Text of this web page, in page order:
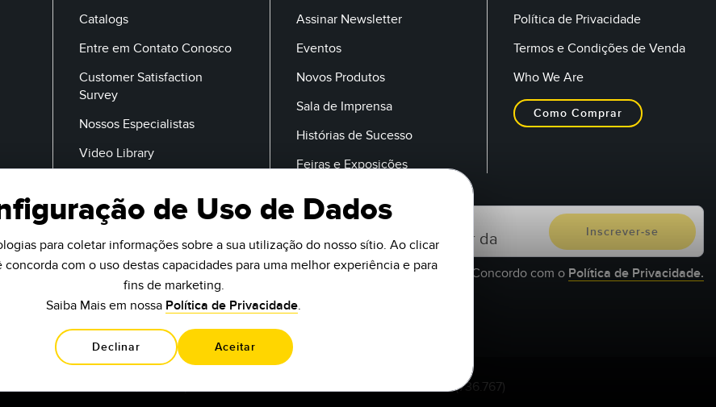
Catalogs
Entre em Contato Conosco
Customer Satisfaction
Survey
Nossos Especialistas
Video Library
Assinar Newsletter
Eventos
Novos Produtos
Sala de Imprensa
Histórias de Sucesso
Feiras e Exposições
Política de Privacidade
Termos e Condições de Venda
Who We Are
Como Comprar
E-Mail
Concordo com o Política de Privacidade.
9714 10th Ave N Minneapolis, MN 55.441 USA 1-888-3-SENSOR (736.767)
de Uso de Dados
para coletar informações sobre a sua utilização do nosso sítio. Ao clicar
concorda com o uso destas capacidades para uma melhor experiência e para
fins de marketing.
Saiba Mais em nossa Política de Privacidade.
Declinar Aceitar